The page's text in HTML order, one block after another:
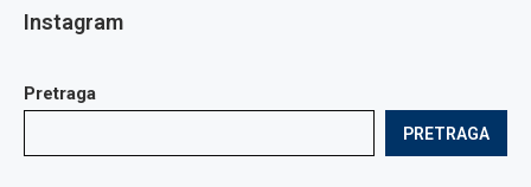
Instagram
Pretraga
PRETRAGA